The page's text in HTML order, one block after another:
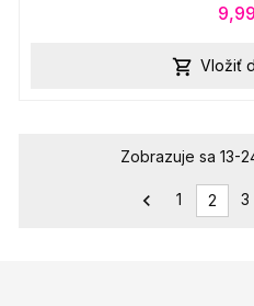
 Vložiť
Zobrazuje sa 13-
 1 2 3